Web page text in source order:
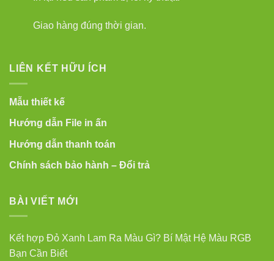
Giao hàng đúng thời gian.
LIÊN KẾT HỮU ÍCH
Mẫu thiết kế
Hướng dẫn File in ấn
Hướng dẫn thanh toán
Chính sách bảo hành – Đổi trả
BÀI VIẾT MỚI
Kết hợp Đỏ Xanh Lam Ra Màu Gì? Bí Mật Hệ Màu RGB
Bạn Cần Biết